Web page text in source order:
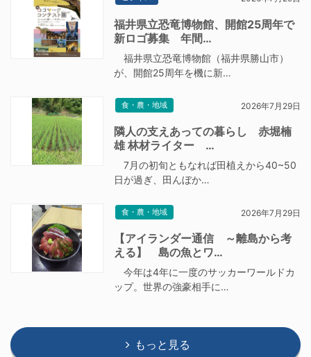
福井県立恐竜博物館、開館25周年で
新ロゴ募集 年間…
福井県立恐竜博物館（福井県勝山市）
が、開館25周年を機に新…
食・農・地域 2026年7月29日
隣人の支えあっての暮らし 赤堀楠
雄 林材ライター …
7月の初旬ともなれば田植えから40~50
日が過ぎ、田んぼか…
食・農・地域 2026年7月29日
【アイランダー通信 ～離島から考
える】 島の魚とワ…
今年は4年に一度のサッカーワールドカ
ップ。世界の強豪相手に…
もっと見る